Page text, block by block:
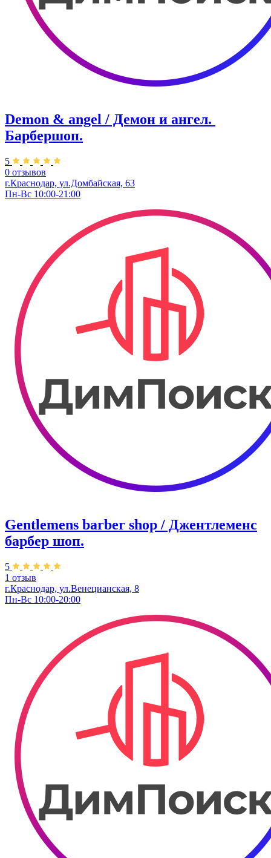
Demon & angel / Демон и ангел. ​
Барбершоп.
5
0 отзывов
г.Краснодар, ул.​Домбайская, 63
Пн-Вс 10:00-21:00
Gentlemens barber shop / Джентлеменс
барбер шоп.
5
1 отзыв
г.Краснодар, ул.Венецианская, 8
Пн-Вс 10:00-20:00